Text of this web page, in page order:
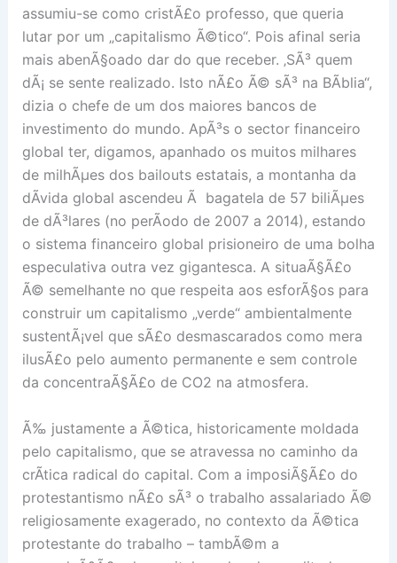
assumiu-se como cristÃ£o professo, que queria
lutar por um „capitalismo Ã©tico“. Pois afinal seria
mais abenÃ§oado dar do que receber. ‚SÃ³ quem
dÃ¡ se sente realizado. Isto nÃ£o Ã© sÃ³ na BÃ­blia“,
dizia o chefe de um dos maiores bancos de
investimento do mundo. ApÃ³s o sector financeiro
global ter, digamos, apanhado os muitos milhares
de milhÃµes dos bailouts estatais, a montanha da
dÃ­vida global ascendeu Ã bagatela de 57 biliÃµes
de dÃ³lares (no perÃ­odo de 2007 a 2014), estando
o sistema financeiro global prisioneiro de uma bolha
especulativa outra vez gigantesca. A situaÃ§Ã£o
Ã© semelhante no que respeita aos esforÃ§os para
construir um capitalismo „verde“ ambientalmente
sustentÃ¡vel que sÃ£o desmascarados como mera
ilusÃ£o pelo aumento permanente e sem controle
da concentraÃ§Ã£o de CO2 na atmosfera.
Ã‰ justamente a Ã©tica, historicamente moldada
pelo capitalismo, que se atravessa no caminho da
crÃ­tica radical do capital. Com a imposiÃ§Ã£o do
protestantismo nÃ£o sÃ³ o trabalho assalariado Ã©
religiosamente exagerado, no contexto da Ã©tica
protestante do trabalho – tambÃ©m a